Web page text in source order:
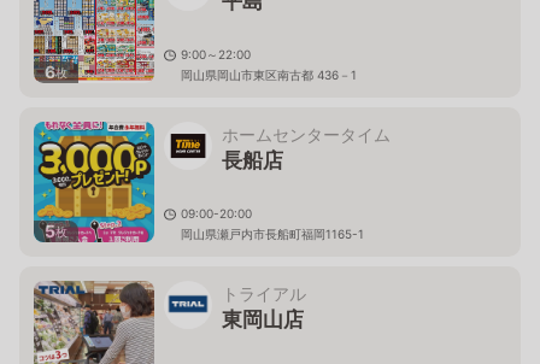
6枚
9:00～22:00
岡山県岡山市東区南古都 436－1
5枚
ホームセンタータイム
長船店
09:00-20:00
岡山県瀬戸内市長船町福岡1165-1
トライアル
東岡山店